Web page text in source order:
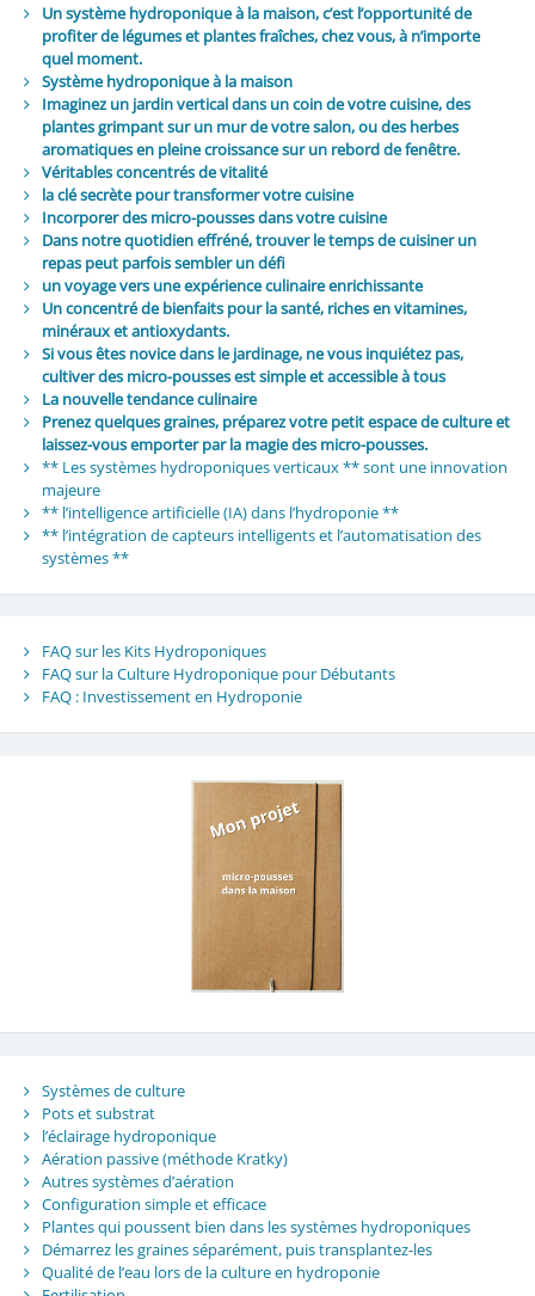
Un système hydroponique à la maison, c’est l’opportunité de
profiter de légumes et plantes fraîches, chez vous, à n’importe
quel moment.
Système hydroponique à la maison
Imaginez un jardin vertical dans un coin de votre cuisine, des
plantes grimpant sur un mur de votre salon, ou des herbes
aromatiques en pleine croissance sur un rebord de fenêtre.
Véritables concentrés de vitalité
la clé secrète pour transformer votre cuisine
Incorporer des micro-pousses dans votre cuisine
Dans notre quotidien effréné, trouver le temps de cuisiner un
repas peut parfois sembler un défi
un voyage vers une expérience culinaire enrichissante
Un concentré de bienfaits pour la santé, riches en vitamines,
minéraux et antioxydants.
Si vous êtes novice dans le jardinage, ne vous inquiétez pas,
cultiver des micro-pousses est simple et accessible à tous
La nouvelle tendance culinaire
Prenez quelques graines, préparez votre petit espace de culture et
laissez-vous emporter par la magie des micro-pousses.
** Les systèmes hydroponiques verticaux ** sont une innovation
majeure
** l’intelligence artificielle (IA) dans l’hydroponie **
** l’intégration de capteurs intelligents et l’automatisation des
systèmes **
FAQ sur les Kits Hydroponiques
FAQ sur la Culture Hydroponique pour Débutants
FAQ : Investissement en Hydroponie
Systèmes de culture
Pots et substrat
l’éclairage hydroponique
Aération passive (méthode Kratky)
Autres systèmes d’aération
Configuration simple et efficace
Plantes qui poussent bien dans les systèmes hydroponiques
Démarrez les graines séparément, puis transplantez-les
Qualité de l’eau lors de la culture en hydroponie